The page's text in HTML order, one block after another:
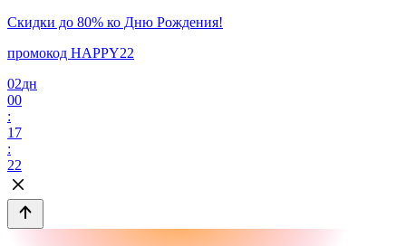
Скидки до 80% ко Дню Рождения!
промокод HAPPY22
02дн
00
:
17
:
22